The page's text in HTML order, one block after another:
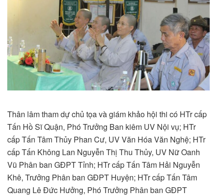
Thân lâm tham dự chủ tọa và giám khảo hội thi có HTr cấp
Tấn Hồ Sĩ Quận, Phó Trưởng Ban kiêm UV Nội vụ; HTr
cấp Tấn Tâm Thủy Phan Cư, UV Văn Hóa Văn Nghệ; HTr
cấp Tấn Không Lan Nguyễn Thị Thu Thủy, UV Nữ Oanh
Vũ Phân ban GĐPT Tỉnh; HTr cấp Tấn Tâm Hải Nguyễn
Khê, Trưởng Phân ban GĐPT Huyện; HTr cấp Tấn Tâm
Quang Lê Đức Hưởng, Phó Trưởng Phân ban GĐPT